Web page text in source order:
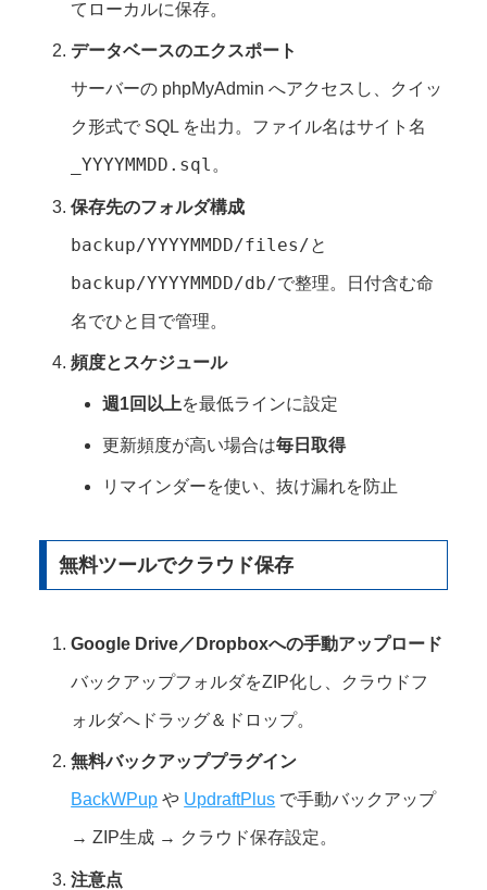
てローカルに保存。
データベースのエクスポート
サーバーの phpMyAdmin へアクセスし、クイッ
ク形式で SQL を出力。ファイル名はサイト名
_YYYYMMDD.sql 。
保存先のフォルダ構成
backup/YYYYMMDD/files/と
backup/YYYYMMDD/db/で整理。日付含む命
名でひと目で管理。
頻度とスケジュール
週1回以上を最低ラインに設定
更新頻度が高い場合は毎日取得
リマインダーを使い、抜け漏れを防止
無料ツールでクラウド保存
Google Drive／Dropboxへの手動アップロード
バックアップフォルダをZIP化し、クラウドフ
ォルダへドラッグ＆ドロップ。
無料バックアッププラグイン
BackWPup や UpdraftPlus で手動バックアップ
→ ZIP生成 → クラウド保存設定。
注意点